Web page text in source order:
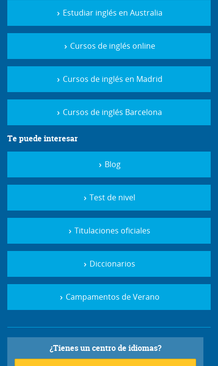
Estudiar inglés en Australia
Cursos de inglés online
Cursos de inglés en Madrid
Cursos de inglés Barcelona
Te puede interesar
Blog
Test de nivel
Titulaciones oficiales
Diccionarios
Campamentos de Verano
¿Tienes un centro de idiomas?